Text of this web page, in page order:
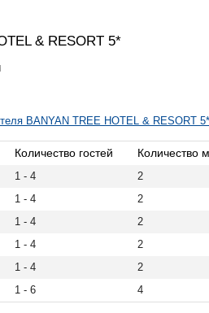
& RESORT 5*
BANYAN TREE HOTEL & RESORT 5*
Количество гостей Количество
1 - 4
2
1 - 4
2
1 - 4
2
1 - 4
2
1 - 4
2
1 - 6 4